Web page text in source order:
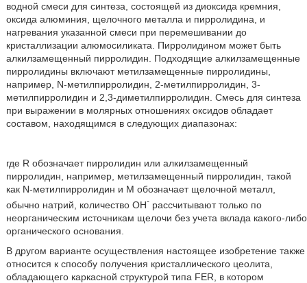
водной смеси для синтеза, состоящей из диоксида кремния,
оксида алюминия, щелочного металла и пирролидина, и
нагревания указанной смеси при перемешивании до
кристаллизации алюмосиликата. Пирролидином может быть
алкилзамещенный пирролидин. Подходящие алкилзамещенные
пирролидины включают метилзамещенные пирролидины,
например, N-метилпирролидин, 2-метилпирролидин, 3-
метилпирролидин и 2,3-диметилпирролидин. Смесь для синтеза
при выражении в молярных отношениях оксидов обладает
составом, находящимся в следующих диапазонах:
где R обозначает пирролидин или алкилзамещенный
пирролидин, например, метилзамещенный пирролидин, такой
как N-метилпирролидин и М обозначает щелочной металл,
обычно натрий, количество ОН-рассчитывают только по
неорганическим источникам щелочи без учета вклада какого-либо
органического основания.
В другом варианте осуществления настоящее изобретение также
относится к способу получения кристаллического цеолита,
обладающего каркасной структурой типа FER, в котором